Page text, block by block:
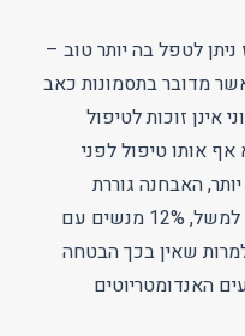
לטפל בה יותר טוב –
מדובר בתסמונות כאב
אינן זוכות לטיפול
אותו טיפול לפני
האבחנה גוררת
טיפולים פולשניים ואף מסוכנים. למשל, 12% מנשים עם
שאין בכך הבטחה
האנדומטריוטים